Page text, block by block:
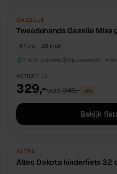
TWEEDEHANDS
GAZELLE
Tweedehands Gazelle Miss
47 cm
26 inch
3 mnd garantie
Op voorraad:
ACTIEPRIJS
329,-was 349,- −6%
Bekijk
NIEUW
ALTEC
Altec Dakota kinderfiets 32